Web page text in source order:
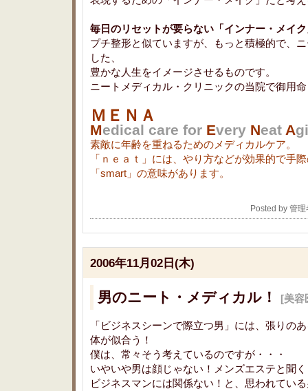
毎日のリセットが要らない「インナー・メイ
プチ整形と似ていますが、もっと積極的で、
した、
豊かな人生をイメージさせるものです。
ニートメディカル・クリニックの当院で御用
ＭＥＮＡ
Medical care for Every Neat A
素敵に年齢を重ねるためのメディカルケア。
「ｎｅａｔ」には、やり方などが効果的で手
「smart」の意味があります。
Posted by 管
2006年11月02日(木)
男のニート・メディカル！ [美容
「ビジネスシーンで際立つ男」には、張りの
体が似合う！
僕は、常々そう考えているのですが・・・
いやいや男は顔じゃない！メンズエステと聞
ビジネスマンには関係ない！と、思われてい